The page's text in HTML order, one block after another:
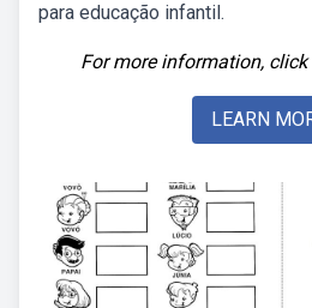
para educação infantil.
For more information,
LEARN